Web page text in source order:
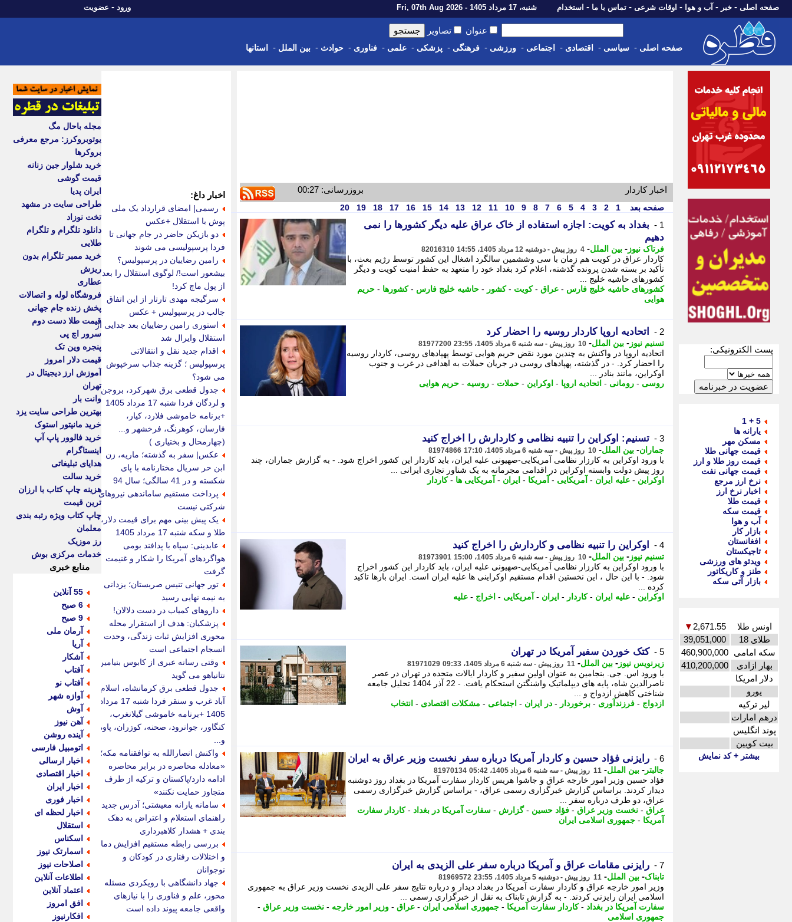
صفحه اصلی - خبر - آب و هوا - اوقات شرعی - تماس با ما - استخدام شنبه، 17 مرداد 1405 - Fri, 07th Aug 2026 ورود - عضویت
عنوان تصاویر
صفحه اصلی - سیاسی - اقتصادی - اجتماعی - ورزشی - فرهنگی - پزشکی - علمی - فناوری - حوادث - بین الملل - استانها
پست الکترونیکی:
5 + 1
یارانه ها
مسکن مهر
قیمت جهانی طلا
قیمت روز طلا و ارز
قیمت جهانی نفت
نرخ ارز مرجع
اخبار نرخ ارز
قیمت طلا
قیمت سکه
آب و هوا
بازار کار
افغانستان
تاجیکستان
ویدئو های ورزشی
طنز و کاریکاتور
بازار آتی سکه
اونس طلا 2,671.55
▼
طلای 18
39,051,000
سکه امامی 460,900,000
بهار ازادی
410,200,000
دلار امریکا
یورو
لیر ترکیه
درهم امارات
پوند انگلیس
بیت کویین
بیشتر + کد نمایش
اخبار کاردار بروزرسانی: 00:27
صفحه بعد 1
2
3
4
5
6
7
8
9
10
11
12
13
14
15
16
17
18
19
20
1 -
بغداد به کویت: اجازه استفاده از خاک عراق علیه دیگر کشورها را نمی
دهیم
فرتاک نیوز - بین الملل- 4 روز پیش - دوشنبه 12 مرداد 1405، 14:55 82016310
کاردار عراق در کویت هم زمان با سی وششمین سالگرد اشغال این کشور توسط رژیم بعث، با
تأکید بر بسته شدن پرونده گذشته، اعلام کرد بغداد خود را متعهد به حفظ امنیت کویت و دیگر
کشورهای حاشیه خلیج ...
کشورهای حاشیه خلیج فارس - عراق -کویت -کشور - حاشیه خلیج فارس -کشورها - حریم
هوایی
2 - اتحادیه اروپا کاردار روسیه را احضار کرد
تسنیم نیوز - بین الملل- 10 روز پیش - سه شنبه 6 مرداد 1405، 23:55 81977200
اتحادیه اروپا در واکنش به چندین مورد نقض حریم هوایی توسط پهپادهای روسی، کاردار روسیه
را احضار کرد. - در گذشته، پهپادهای روسی در جریان حملات به اهدافی در غرب و جنوب
اوکراین، مانند بنادر ...
روسی - رومانی - اتحادیه اروپا - اوکراین - حملات - روسیه - حریم هوایی
3 - تسنیم: اوکراین را تنبیه نظامی و کاردارش را اخراج کنید
جماران- بین الملل- 10 روز پیش - سه شنبه 6 مرداد 1405، 17:10 81974866
با ورود اوکراین به کارزار نظامی آمریکایی-صهیونی علیه ایران، باید کاردار این کشور اخراج شود. - به گزارش جماران، چند
روز پیش دولت وابسته اوکراین در اقدامی مجرمانه به یک شناور تجاری ایرانی ...
اوکراین - علیه ایران - آمریکایی - آمریکا - ایران - آمریکایی ها -کاردار
4 - اوکراین را تنبیه نظامی و کاردارش را اخراج کنید
تسنیم نیوز - بین الملل- 10 روز پیش - سه شنبه 6 مرداد 1405، 15:00 81973901
با ورود اوکراین به کارزار نظامی آمریکایی-صهیونی علیه ایران، باید کاردار این کشور اخراج
شود. - با این حال ، این نخستین اقدام مستقیم اوکراینی ها علیه ایران است. ایران بارها تاکید
کرده ...
اوکراین - علیه ایران -کاردار - ایران - آمریکایی - اخراج - علیه
5 - کتک خوردن سفیر آمریکا در تهران
زیرنویس نیوز - بین الملل- 11 روز پیش - سه شنبه 6 مرداد 1405، 09:33 81971029
با ورود اس. جی. بنجامین به عنوان اولین سفیر و کاردار ایالات متحده در تهران در عصر
ناصرالدین شاه، پایه های دیپلماتیک واشنگتن استحکام یافت. - 22 آذر 1404 تحلیل جامعه
شناختی کاهش ازدواج و ...
ازدواج - فرزندآوری - برخوردار - در ایران - اجتماعی - مشکلات اقتصادی - انتخاب
6 - رایزنی فؤاد حسین و کاردار آمریکا درباره سفر نخست وزیر عراق به ایران
جالبتر - بین الملل- 11 روز پیش - سه شنبه 6 مرداد 1405، 05:42 81970134
فؤاد حسین وزیر امور خارجه عراق و جاشوا هریس کاردار سفارت آمریکا در بغداد روز دوشنبه
دیدار کردند. براساس گزارش خبرگزاری رسمی عراق، - براساس گزارش خبرگزاری رسمی
عراق، دو طرف درباره سفر ...
عراق - نخست وزیر عراق - فؤاد حسین -گزارش - سفارت آمریکا در بغداد -کاردار سفارت
آمریکا - جمهوری اسلامی ایران
7 - رایزنی مقامات عراق و آمریکا درباره سفر علی الزیدی به ایران
تابناک- بین الملل- 11 روز پیش - دوشنبه 5 مرداد 1405، 23:55 81969572
وزیر امور خارجه عراق و کاردار سفارت آمریکا در بغداد دیدار و درباره نتایج سفر علی الزیدی نخست وزیر عراق به جمهوری
اسلامی ایران رایزنی کردند. - به گزارش تابناک به نقل از خبرگزاری رسمی ...
سفارت آمریکا در بغداد -کاردار سفارت آمریکا - جمهوری اسلامی ایران - عراق - وزیر امور خارجه - نخست وزیر عراق -
جمهوری اسلامی
اخبار داغ:
رسمی| امضای قرارداد یک ملی
پوش با استقلال +عکس
دو بازیکن حاضر در جام جهانی تا
فردا پرسپولیسی می شوند
رامین رضاییان در پرسپولیس؟
بیشعور است!/ لوگوی استقلال را بعد
از پول ماچ کرد!
سرگیجه مهدی تارتار از این اتفاق
جالب در پرسپولیس + عکس
استوری رامین رضاییان بعد جدایی از
استقلال وایرال شد
اقدام جدید نقل و انتقالاتی
پرسپولیس ؛ گزینه جذاب سرخپوش
می شود؟
جدول قطعی برق شهرکرد، بروجن
و لردگان فردا شنبه 17 مرداد 1405
+برنامه خاموشی فلارد، کیار،
فارسان، کوهرنگ، فرخشهر و...
(چهارمحال و بختیاری )
عکس| سفر به گذشته؛ ماریه، زن
ابن حر سریال مختارنامه با پای
شکسته و در 41 سالگی؛ سال 94
پرداخت مستقیم ساماندهی نیروهای
شرکتی نیست
یک پیش بینی مهم برای قیمت دلار،
طلا و سکه شنبه 17 مرداد 1405
عابدینی: سپاه با پدافند بومی
هواگردهای آمریکا را شکار و غنیمت
گرفت
تور جهانی تنیس صربستان؛ یزدانی
به نیمه نهایی رسید
داروهای کمیاب در دست دلالان!
پزشکیان: هدف از استقرار محله
محوری افزایش ثبات زندگی، وحدت و
انسجام اجتماعی است
وقتی رسانه عبری از کابوس بنیامین
نتانیاهو می گوید
جدول قطعی برق کرمانشاه، اسلام
آباد غرب و سنقر فردا شنبه 17 مرداد
1405 +برنامه خاموشی گیلانغرب،
کنگاور، جوانرود، صحنه، کوزران، پاوه
و...
واکنش انصارالله به توافقنامه مکه؛
«معادله محاصره در برابر محاصره
ادامه دارد/پاکستان و ترکیه از طرف
متجاوز حمایت نکنند»
سامانه یارانه معیشتی؛ آدرس جدید،
راهنمای استعلام و اعتراض به دهک
بندی + هشدار کلاهبرداری
بررسی رابطه مستقیم افزایش دما
و اختلالات رفتاری در کودکان و
نوجوانان
جهاد دانشگاهی با رویکردی مسئله
محور، علم و فناوری را با نیازهای
واقعی جامعه پیوند داده است
مجله باحال مگ
یوتوبروکرز: مرجع معرفی
بروکرها
خرید شلوار جین زنانه
قیمت گوشی
ایران پدیا
طراحی سایت در مشهد
تخت نوزاد
دانلود تلگرام و تلگرام
طلایی
خرید ممبر تلگرام بدون
ریزش
عطاری
فروشگاه لوله و اتصالات
پخش زنده جام جهانی
قیمت طلا دست دوم
سرور اچ پی
پنجره وین تک
قیمت دلار امروز
آموزش ارز دیجیتال در
تهران
وانت بار
بهترین طراحی سایت یزد
خرید مانیتور استوک
خرید فالوور پاپ آپ
اینستاگرام
هدایای تبلیغاتی
خرید سالت
هزینه چاپ کتاب با ارزان
ترین قیمت
چاپ کتاب ویژه رتبه بندی
معلمان
رز موزیک
خدمات مرکزی بوش
منابع خبری
55 آنلاین
6 صبح
9 صبح
آرمان ملی
آریا
آشکار
آفتاب
آفتاب نو
آوازه شهر
آوش
آهن نیوز
آینده روشن
اتومبیل فارسی
اخبار ارسالی
اخبار اقتصادی
اخبار ایران
اخبار فوری
اخبار لحظه ای
استقلال
اسکناس
اسمارتک نیوز
اصلاحات نیوز
اطلاعات آنلاین
اعتماد آنلاین
افق امروز
افکارنیوز